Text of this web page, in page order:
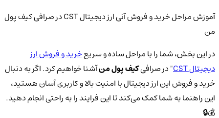
آموزش مراحل خرید و فروش آنی ارز دیجیتال CST در صرافی کیف پول
من
در این بخش، شما را با مراحل ساده و سریعخرید و فروش ارز
دیجیتال CST
" در صرافیکیف پول منآشنا خواهیم کرد. اگر به دنبال
خرید و فروش این ارز دیجیتال با امنیت بالا و کاربری آسان هستید،
این راهنما به شما کمک می‌کند تا این فرایند را به راحتی انجام دهید.
💰🔒